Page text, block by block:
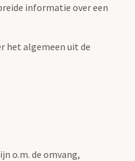
informatie over een
het algemeen uit de
o.m. de omvang,